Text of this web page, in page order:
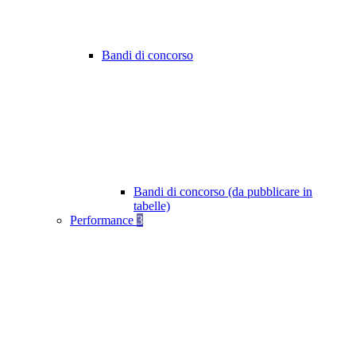
Bandi di concorso
Bandi di concorso (da pubblicare in
tabelle)
Performance 3